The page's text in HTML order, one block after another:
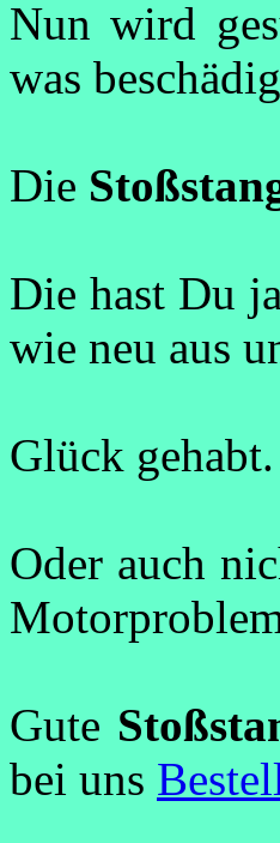
Nun wird
was
Die
Die hast Du
wie neu aus
Glück gehabt.
Oder auch
Gute
bei uns